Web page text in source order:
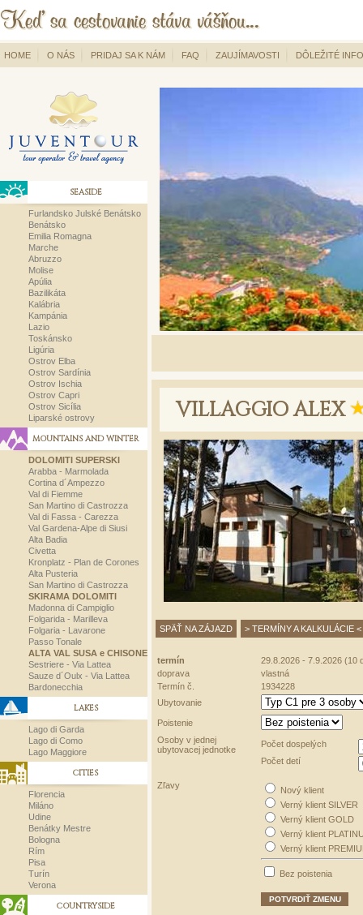
HOME O NÁS PRIDAJ SA K NÁM FAQ ZAUJÍMAVOSTI DÔLEŽITÉ
SEASIDE
Furlandsko Julské Benátsko
Benátsko
Emilia Romagna
Marche
Abruzzo
Molise
Apúlia
Bazilikáta
Kalábria
Kampánia
Lazio
Toskánsko
Ligúria
Ostrov Elba
Ostrov Sardínia
Ostrov Ischia
Ostrov Capri
Ostrov Sicília
Liparské ostrovy
MOUNTAINS AND WINTER
DOLOMITI SUPERSKI
Arabba - Marmolada
Cortina d´Ampezzo
Val di Fiemme
San Martino di Castrozza
Val di Fassa - Carezza
Val Gardena-Alpe di Siusi
Alta Badia
Civetta
Kronplatz - Plan de Corones
Alta Pusteria
San Martino di Castrozza
SKIRAMA DOLOMITI
Madonna di Campiglio
Folgarida - Marilleva
Folgaria - Lavarone
Passo Tonale
ALTA VAL SUSA e CHISONE
Sestriere - Via Lattea
Sauze d´Oulx - Via Lattea
Bardonecchia
LAKES
Lago di Garda
Lago di Como
Lago Maggiore
CITIES
Florencia
Miláno
Udine
Benátky Mestre
Bologna
Rím
Pisa
Turín
Verona
COUNTRYSIDE
VILLAGGIO ALEX
SPÄŤ NA ZÁJAZD > TERMÍNY A KALKULÁCIE <
termín
29.8.2026 - 7.9.2026 (10
doprava
vlastná
Termín č.
1934228
Ubytovanie
Poistenie
Osoby v jednej
ubytovacej jednotke
Počet dospelých
Počet detí
Zľavy
Nový klient
Verný klient SILVER
Verný klient GOLD
Verný klient
Verný klient
Bez poistenia
POTVRDIŤ ZMENU